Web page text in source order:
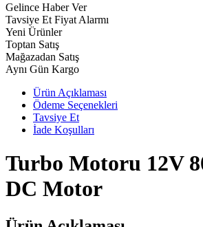
Gelince Haber Ver
Tavsiye Et Fiyat Alarmı
Yeni Ürünler
Toptan Satış
Mağazadan Satış
Aynı Gün Kargo
Ürün Açıklaması
Ödeme Seçenekleri
Tavsiye Et
İade Koşulları
Turbo Motoru 12V
DC Motor